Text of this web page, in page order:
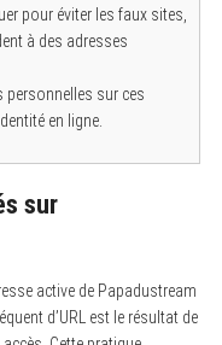
pour éviter les faux sites,
à des adresses
personnelles sur ces
en ligne.
sur
active de Papadustream
d’URL est le résultat de